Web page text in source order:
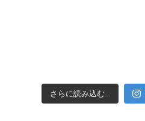
さらに読み込む...